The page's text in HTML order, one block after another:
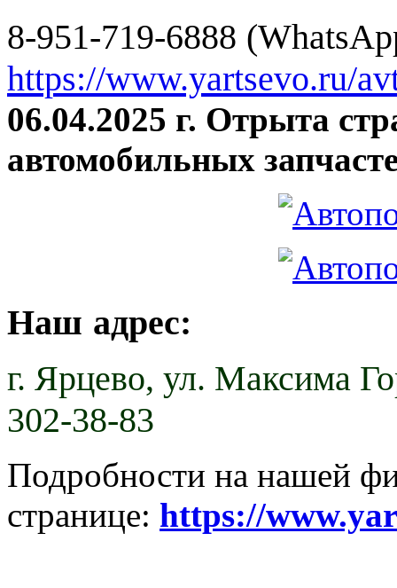
8-951-719-6888
https://www.yartsevo.ru/
06.04.2025 г. Отрыта
автомобильных
Наш адрес:
г. Ярцево, ул. Максима
302-38-83
Подробности на нашей
странице: https://